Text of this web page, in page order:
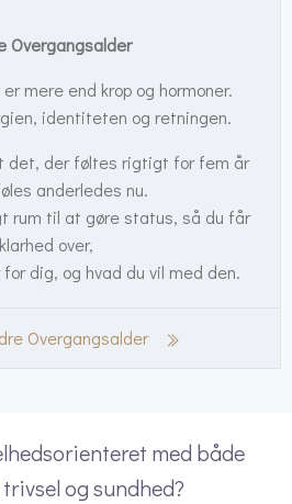
Overgangsalder
mere end krop og hormoner.
identiteten og retningen.
det, der føltes rigtigt for fem år
anderledes nu.
rum til at gøre status, så du får
klarhed over,
dig, og hvad du vil med den.
Overgangsalder
med både
og sundhed?